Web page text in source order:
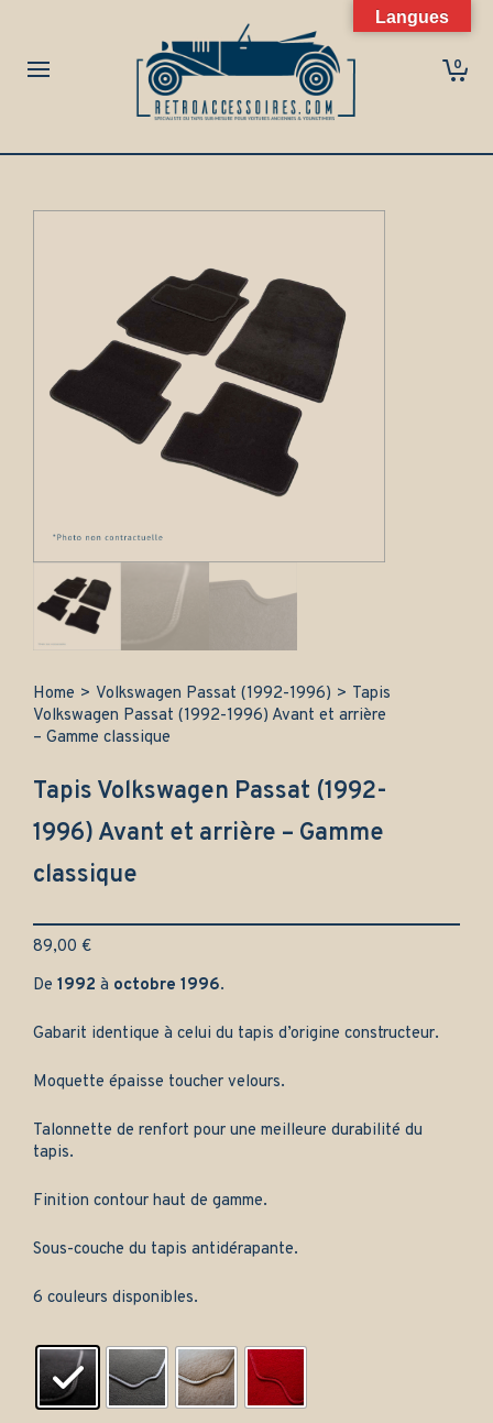
0
Home > Volkswagen Passat (1992-1996) > Tapis
Volkswagen Passat (1992-1996) Avant et arrière
– Gamme classique
Tapis Volkswagen Passat (1992-
1996) Avant et arrière – Gamme
classique
89,00 €
De 1992 à octobre 1996.
Gabarit identique à celui du tapis d’origine constructeur.
Moquette épaisse toucher velours.
Talonnette de renfort pour une meilleure durabilité du
tapis.
Finition contour haut de gamme.
Sous-couche du tapis antidérapante.
6 couleurs disponibles.
Langues